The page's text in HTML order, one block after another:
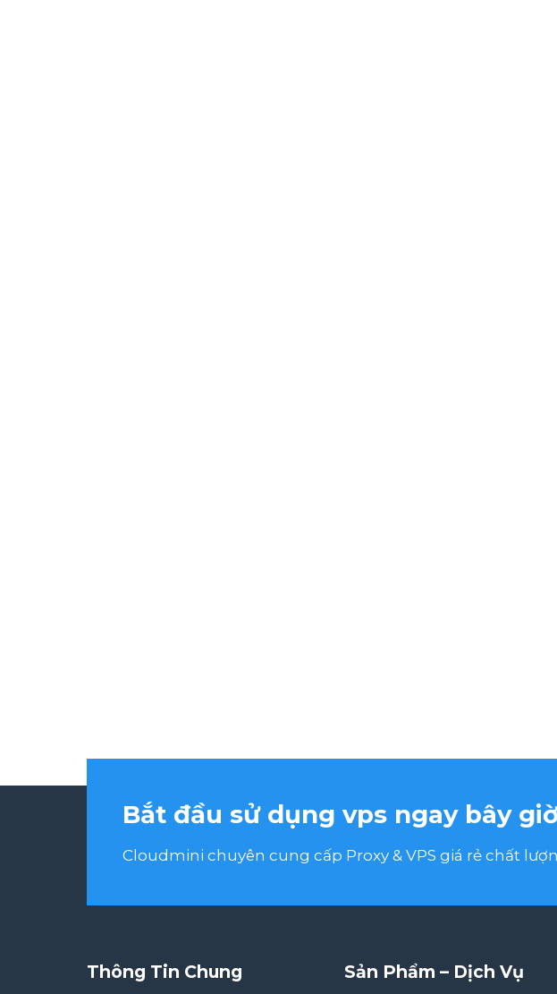
Bắt đầu sử dụng vps ngay bây
Cloudmini chuyên cung cấp Proxy & VPS giá rẻ chất
Thông Tin Chung Sản Phẩm – Dịch Vụ